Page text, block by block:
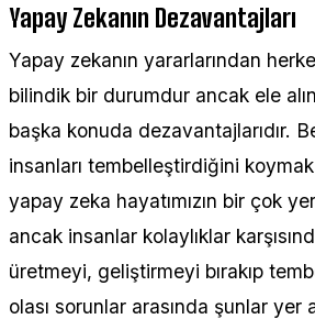
Yapay Zekanın Dezavantajları
Yapay zekanın yararlarından
bilindik bir durumdur ancak ele
başka konuda dezavantajlarıdır.
insanları tembelleştirdiğini
yapay zeka hayatımızın bir çok
ancak insanlar kolaylıklar
üretmeyi, geliştirmeyi bırakıp
olası sorunlar arasında şunlar yer